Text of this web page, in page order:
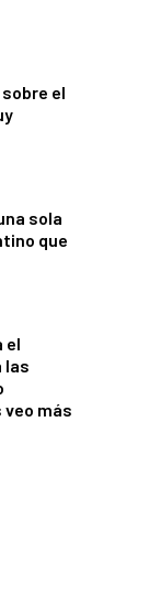
el
sola
que
el
las
más